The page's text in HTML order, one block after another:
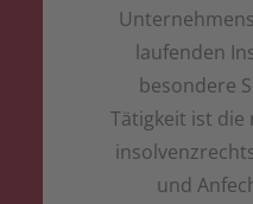
laufenden
besondere
Tätigkeit ist
und